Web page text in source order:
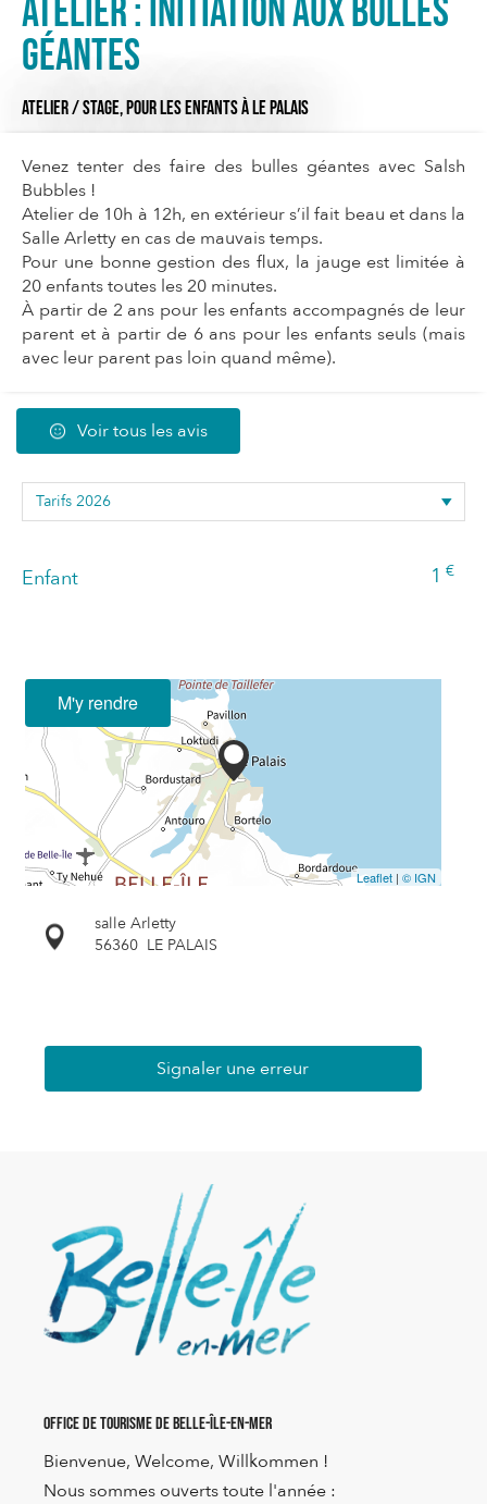
Atelier : initiation aux bulles
géantes
ATELIER / STAGE,POUR LES ENFANTSÀ LE PALAIS
Venez tenter des faire des bulles géantes avec Salsh
Bubbles !
Atelier de 10h à 12h, en extérieur s’il fait beau et dans la
Salle Arletty en cas de mauvais temps.
Pour une bonne gestion des flux, la jauge est limitée à
20 enfants toutes les 20 minutes.
À partir de 2 ans pour les enfants accompagnés de leur
parent et à partir de 6 ans pour les enfants seuls (mais
avec leur parent pas loin quand même).
Voir tous les avis
Enfant 1 €
M'y rendre
Leaflet | © IGN
salle Arletty
56360 LE PALAIS
Signaler une erreur
Office de Tourisme de Belle-Île-en-Mer
Bienvenue, Welcome, Willkommen !
Nous sommes ouverts toute l'année :